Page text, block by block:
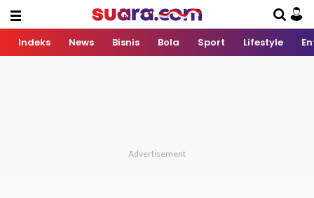
Indeks News Bisnis Bola Sport Lifestyle